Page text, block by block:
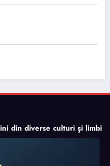
din diverse culturi și limbi